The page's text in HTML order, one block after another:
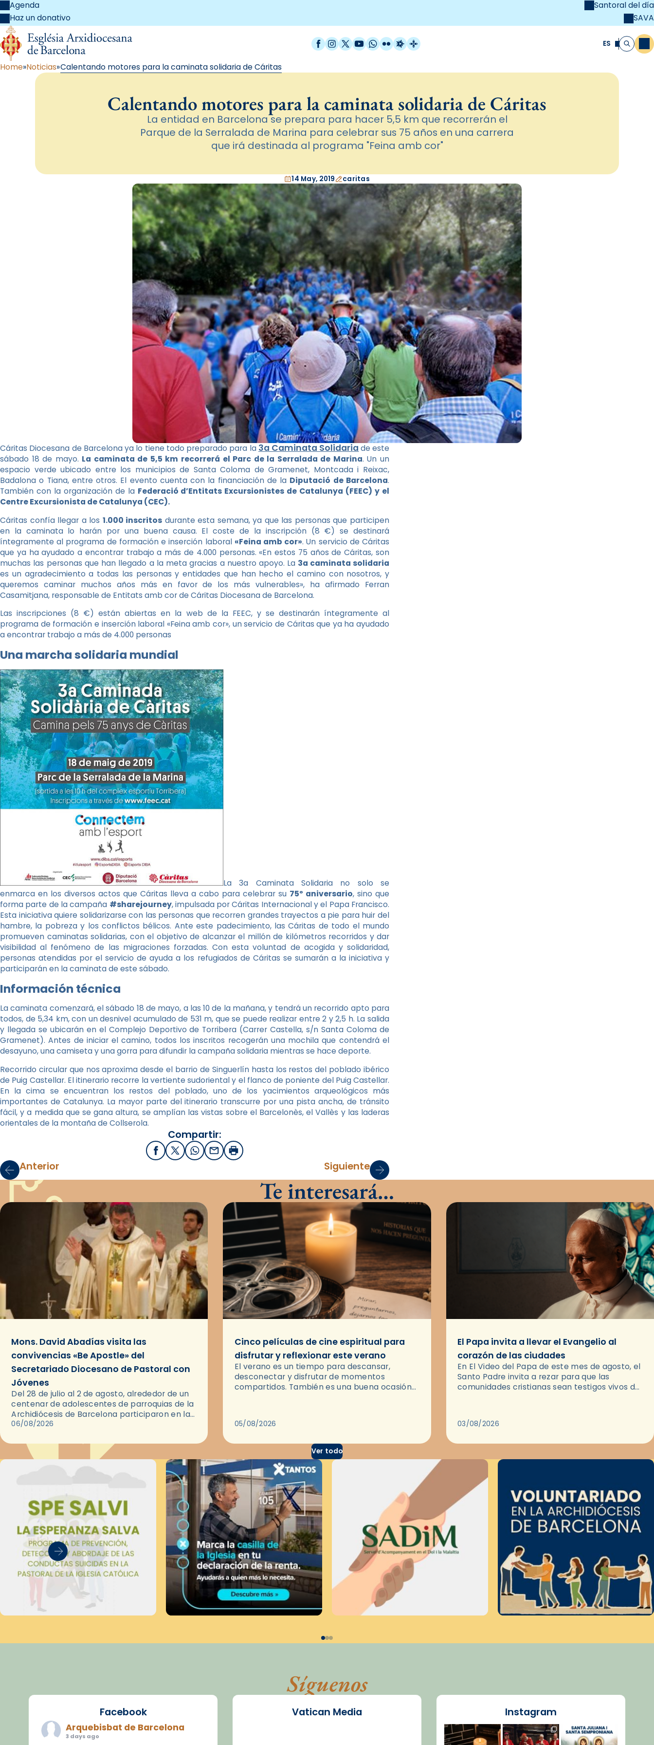
Agenda
Haz un donativo
Santoral del día
SAVA
Facebook
Instagram
X / Twitter
YouTube
WhatsApp
FlickrRadio Estel
Catalunya Cristiana ES Buscar
Home Noticias Calentando motores para la caminata solidaria de Cáritas
Calentando motores para la caminata solidaria de Cáritas
La entidad en Barcelona se prepara para hacer 5,5 km que recorrerán el
Parque de la Serralada de Marina para celebrar sus 75 años en una carrera
que irá destinada al programa "Feina amb cor"
14 May, 2019 caritas
Cáritas Diocesana de Barcelona ya lo tiene todo preparado para la 3a Caminata Solidaria de este
sábado 18 de mayo. La caminata de 5,5 km recorrerá el Parc de la Serralada de Marina. Un un
espacio verde ubicado entre los municipios de Santa Coloma de Gramenet, Montcada i Reixac,
Badalona o Tiana, entre otros. El evento cuenta con la financiación de la Diputació de Barcelona.
También con la organización de la Federació d’Entitats Excursionistes de Catalunya (FEEC) y el
Centre Excursionista de Catalunya (CEC).
Cáritas confía llegar a los 1.000 inscritos durante esta semana, ya que las personas que participen
en la caminata lo harán por una buena causa. El coste de la inscripción (8 €) se destinará
íntegramente al programa de formación e inserción laboral «Feina amb cor». Un servicio de Cáritas
que ya ha ayudado a encontrar trabajo a más de 4.000 personas. «En estos 75 años de Cáritas, son
muchas las personas que han llegado a la meta gracias a nuestro apoyo. La 3a caminata solidaria
es un agradecimiento a todas las personas y entidades que han hecho el camino con nosotros, y
queremos caminar muchos años más en favor de los más vulnerables», ha afirmado Ferran
Casamitjana, responsable de Entitats amb cor de Cáritas Diocesana de Barcelona.
Las inscripciones (8 €) están abiertas en la web de la FEEC, y se destinarán íntegramente al
programa de formación e inserción laboral «Feina amb cor», un servicio de Cáritas que ya ha ayudado
a encontrar trabajo a más de 4.000 personas
Una marcha solidaria mundial
La 3a Caminata Solidaria no solo se
enmarca en los diversos actos que Cáritas lleva a cabo para celebrar su 75º aniversario, sino que
forma parte de la campaña #sharejourney, impulsada por Cáritas Internacional y el Papa Francisco.
Esta iniciativa quiere solidarizarse con las personas que recorren grandes trayectos a pie para huir del
hambre, la pobreza y los conflictos bélicos. Ante este padecimiento, las Cáritas de todo el mundo
promueven caminatas solidarias, con el objetivo de alcanzar el millón de kilómetros recorridos y dar
visibilidad al fenómeno de las migraciones forzadas. Con esta voluntad de acogida y solidaridad,
personas atendidas por el servicio de ayuda a los refugiados de Cáritas se sumarán a la iniciativa y
participarán en la caminata de este sábado.
Información técnica
La caminata comenzará, el sábado 18 de mayo, a las 10 de la mañana, y tendrá un recorrido apto para
todos, de 5,34 km, con un desnivel acumulado de 531 m, que se puede realizar entre 2 y 2,5 h. La salida
y llegada se ubicarán en el Complejo Deportivo de Torribera (Carrer Castella, s/n Santa Coloma de
Gramenet). Antes de iniciar el camino, todos los inscritos recogerán una mochila que contendrá el
desayuno, una camiseta y una gorra para difundir la campaña solidaria mientras se hace deporte.
Recorrido circular que nos aproxima desde el barrio de Singuerlín hasta los restos del poblado ibérico
de Puig Castellar. El itinerario recorre la vertiente sudoriental y el flanco de poniente del Puig Castellar.
En la cima se encuentran los restos del poblado, uno de los yacimientos arqueológicos más
importantes de Catalunya. La mayor parte del itinerario transcurre por una pista ancha, de tránsito
fácil, y a medida que se gana altura, se amplían las vistas sobre el Barcelonès, el Vallès y las laderas
orientales de la montaña de Collserola.
Compartir:
FacebookX / Twitter
WhatsApp
EmailImprimir
Anterior Siguiente
Te interesará…
Mons. David Abadías visita las
convivencias «Be Apostle» del
Secretariado Diocesano de Pastoral con
Jóvenes
Del 28 de julio al 2 de agosto, alrededor de un
centenar de adolescentes de parroquias de la
Archidiócesis de Barcelona participaron en las
convivencias Be Apostle, organizadas por el
06/08/2026
Cinco películas de cine espiritual para
disfrutar y reflexionar este verano
El verano es un tiempo para descansar,
desconectar y disfrutar de momentos
compartidos. También es una buena ocasión
05/08/2026
El Papa invita a llevar el Evangelio al
corazón de las ciudades
En El Video del Papa de este mes de agosto, el
Santo Padre invita a rezar para que las
comunidades cristianas sean testigos vivos del
03/08/2026
Ver todo
Síguenos
Facebook
Arquebisbat de Barcelona
3 days ago
Vatican Media Instagram